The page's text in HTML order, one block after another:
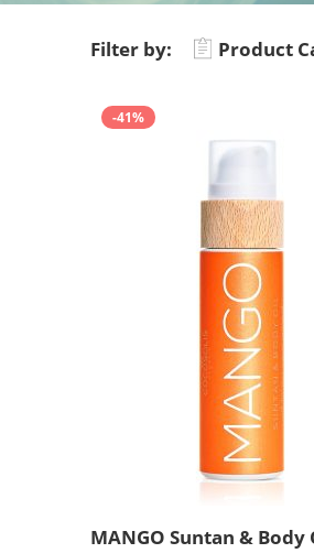
Filter by: Product
-41%
MANGO Suntan & Body